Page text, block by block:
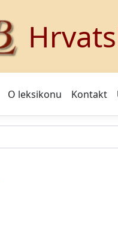
O leksikonu Kontakt